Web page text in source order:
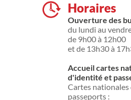
Horaires
Ouverture des
du lundi au
de 9h00 à 12h00
et de 13h30 à
Accueil cartes
d'identité et
Cartes
passeports :